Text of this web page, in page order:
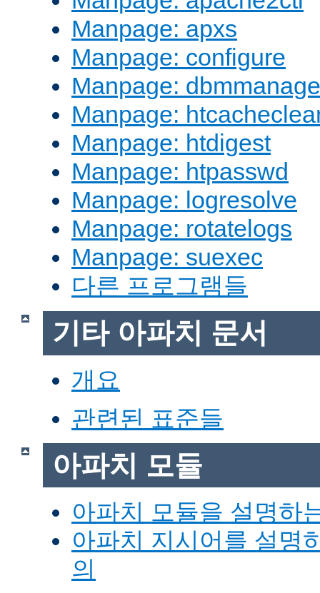
Manpage: apxs
Manpage: configure
Manpage: dbmmanage
Manpage:
Manpage: htdigest
Manpage: htpasswd
Manpage: logresolve
Manpage: rotatelogs
Manpage: suexec
다른 프로그램들
기타 아파치 문서
개요
관련된 표준들
아파치 모듈
아파치 모듈을 설명하
아파치 지시어를 설명
의